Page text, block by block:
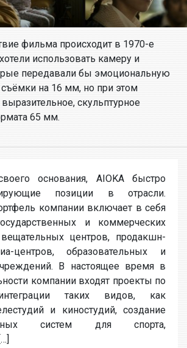
фильма происходит в 1970-е
использовать камеру и
передавали бы эмоциональную
съёмки на 16 мм, но при этом
скульптурное
65 мм.
основания, AIOKA быстро
позиции в отрасли.
компании включает в себя
и коммерческих
вещательных центров, продакшн-
центров, образовательных и
В настоящее время в
компании входят проекты по
таких видов, как
и киностудий, создание
систем для спорта,